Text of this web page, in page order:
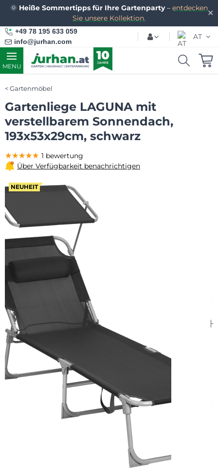
✕
🌞 Heiße Sommertipps für Ihre Gartenparty– entdecken
Sie unsere Kollektion.
+49 78 195 633 059
info@jurhan.com
AT
MENU
Gartenmöbel
Gartenliege LAGUNA mit
verstellbarem Sonnendach,
193x53x29cm, schwarz
NEUHEIT
★★★★★
★★★★★
★★★★★ 1 bewertung
Über Verfügbarkeit benachrichtigen